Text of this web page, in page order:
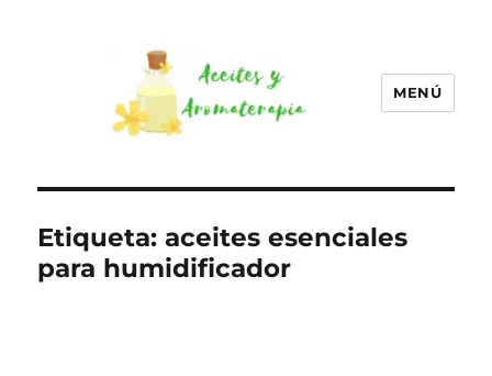
Aromaterapia
MENÚ
Etiqueta:aceites esenciales
para humidificador